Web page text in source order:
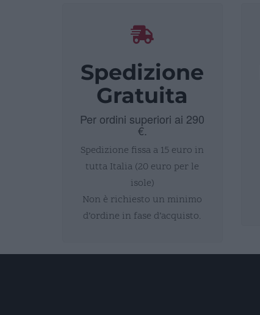
Spedizione
Gratuita
Per ordini superiori ai 290
€.
Spedizione fissa a 15 euro in
tutta Italia (20 euro per le
isole)
Non è richiesto un minimo
d’ordine in fase d’acquisto.